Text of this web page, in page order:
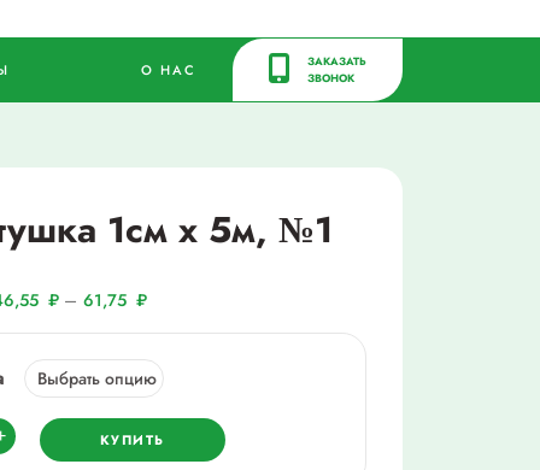
О НАС
ЗАКАЗАТЬ
ЗВОНОК
1см х 5м, №1
₽ – 61,75 ₽
КУПИТЬ